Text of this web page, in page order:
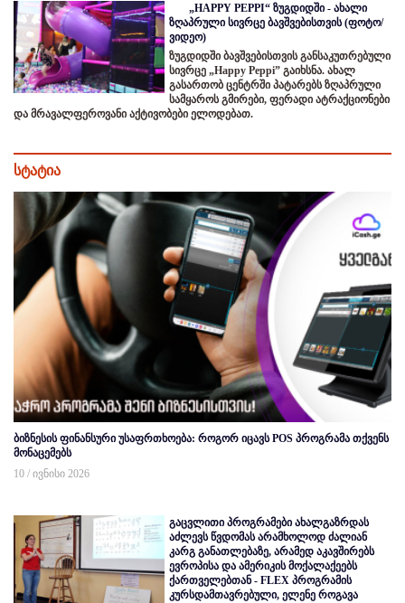
„HAPPY PEPPI“ ზუგდიდში - ახალი
ზღაპრული სივრცე ბავშვებისთვის (ფოტო/
ვიდეო)
ზუგდიდში ბავშვებისთვის განსაკუთრებული
სივრცე „Happy Peppi” გაიხსნა. ახალ
გასართობ ცენტრში პატარებს ზღაპრული
სამყაროს გმირები, ფერადი ატრაქციონები
და მრავალფეროვანი აქტივობები ელოდებათ.
სტატია
ბიზნესის ფინანსური უსაფრთხოება: როგორ იცავს POS პროგრამა თქვენს
მონაცემებს
10 / ივნისი 2026
გაცვლითი პროგრამები ახალგაზრდას
აძლევს წვდომას არამხოლოდ ძალიან
კარგ განათლებაზე, არამედ აკავშირებს
ევროპისა და ამერიკის მოქალაქეებს
ქართველებთან - FLEX პროგრამის
კურსდამთავრებული, ელენე როგავა